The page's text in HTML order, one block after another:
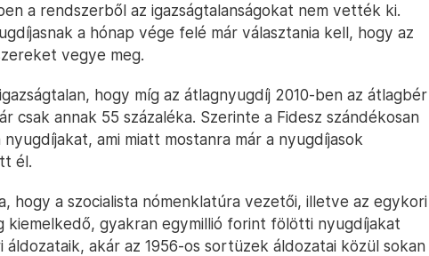
a rendszerből az igazságtalanságokat nem vették ki.
a hónap vége felé már választania kell, hogy az
vegye meg.
hogy míg az átlagnyugdíj 2010-ben az átlagbér
csak annak 55 százaléka. Szerinte a Fidesz szándékosan
ami miatt mostanra már a nyugdíjasok
él.
hogy a szocialista nómenklatúra vezetői, illetve az egykori
kiemelkedő, gyakran egymillió forint fölötti nyugdíjakat
akár az 1956-os sortüzek áldozatai közül sokan